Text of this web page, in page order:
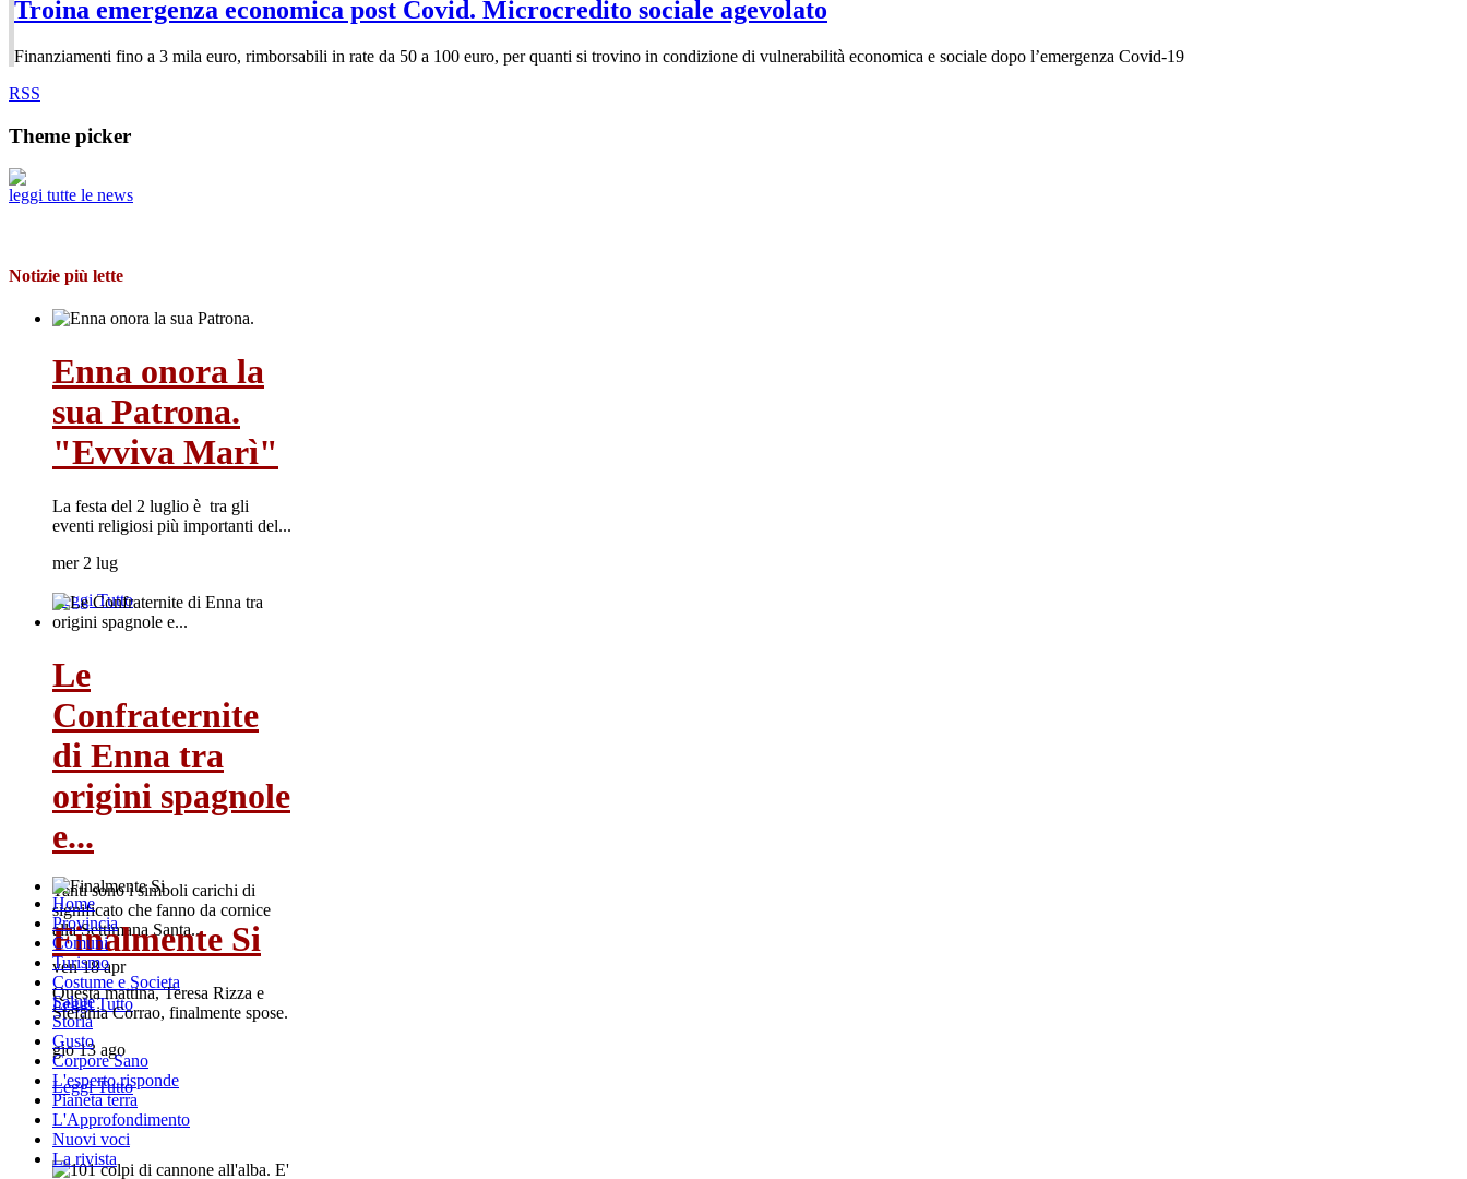
Troina emergenza economica post Covid. Microcredito sociale agevolato
Finanziamenti fino a 3 mila euro, rimborsabili in rate da 50 a 100 euro, per quanti si trovino in condizione di vulnerabilità economica e sociale dopo l’emergenza Covid-19
RSS
Theme picker
leggi tutte le news
Notizie più lette
Enna onora la
sua Patrona.
"Evviva Marì"
La festa del 2 luglio è tra gli
eventi religiosi più importanti del...
mer 2 lug
Leggi Tutto
Le
Confraternite
di Enna tra
origini spagnole
e...
Tanti sono i simboli carichi di
significato che fanno da cornice
alla Settimana Santa...
ven 18 apr
Leggi Tutto
Finalmente Si
Questa mattina, Teresa Rizza e
Stefania Corrao, finalmente spose.
gio 13 ago
Leggi Tutto
Home
Provincia
Comuni
Turismo
Costume e Societa
Salute
Storia
Gusto
Corpore Sano
L'esperto risponde
Pianeta terra
L'Approfondimento
Nuovi voci
La rivista